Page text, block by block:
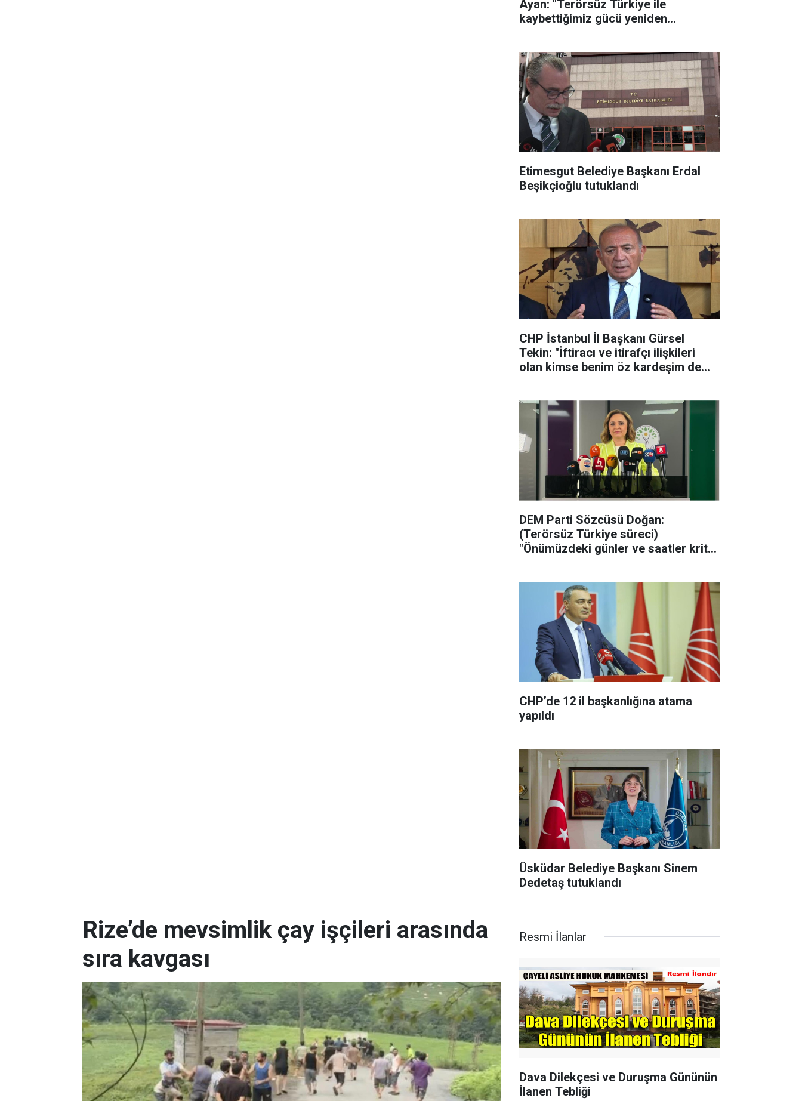
Ayan: "Terörsüz Türkiye ile
kaybettiğimiz gücü yeniden
Etimesgut Belediye Başkanı Erdal
Beşikçioğlu tutuklandı
CHP İstanbul İl Başkanı Gürsel
Tekin: "İftiracı ve itirafçı ilişkileri
olan kimse benim öz kardeşim de
DEM Parti Sözcüsü Doğan:
(Terörsüz Türkiye süreci)
"Önümüzdeki günler ve saatler kritik
CHP’de 12 il başkanlığına atama
yapıldı
Üsküdar Belediye Başkanı Sinem
Dedetaş tutuklandı
Rize’de mevsimlik çay işçileri arasında
sıra kavgası
Resmi İlanlar
Dava Dilekçesi ve Duruşma Gününün
İlanen Tebliği